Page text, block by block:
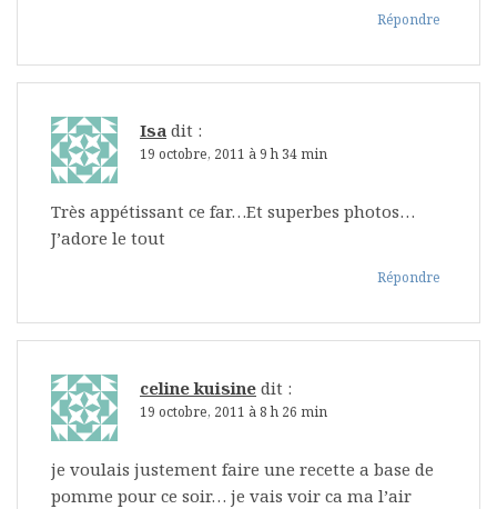
Répondre
Isa dit :
19 octobre, 2011 à 9 h 34 min
Très appétissant ce far…Et superbes photos…
J’adore le tout
Répondre
celine kuisine dit :
19 octobre, 2011 à 8 h 26 min
je voulais justement faire une recette a base de
pomme pour ce soir… je vais voir ca ma l’air